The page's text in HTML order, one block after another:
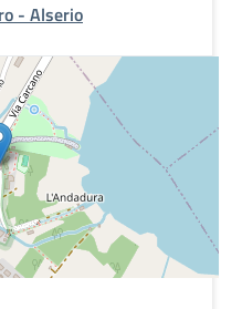
- Alserio